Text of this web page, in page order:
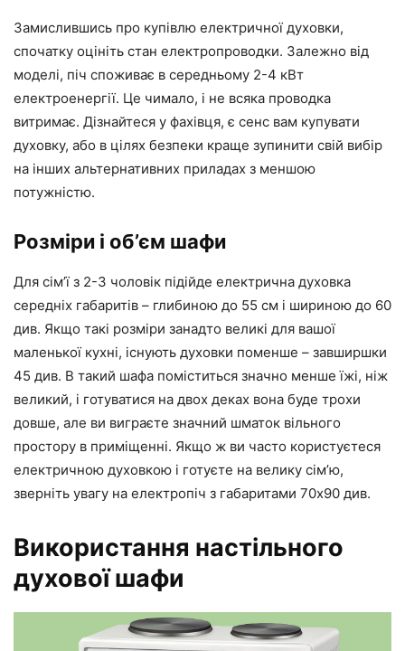
Замислившись про купівлю електричної духовки,
спочатку оцініть стан електропроводки. Залежно від
моделі, піч споживає в середньому 2-4 кВт
електроенергії. Це чимало, і не всяка проводка
витримає. Дізнайтеся у фахівця, є сенс вам купувати
духовку, або в цілях безпеки краще зупинити свій вибір
на інших альтернативних приладах з меншою
потужністю.
Розміри і об’єм шафи
Для сім’ї з 2-3 чоловік підійде електрична духовка
середніх габаритів – глибиною до 55 см і шириною до 60
див. Якщо такі розміри занадто великі для вашої
маленької кухні, існують духовки поменше – завширшки
45 див. В такий шафа поміститься значно менше їжі, ніж
великий, і готуватися на двох деках вона буде трохи
довше, але ви виграєте значний шматок вільного
простору в приміщенні. Якщо ж ви часто користуєтеся
електричною духовкою і готуєте на велику сім’ю,
зверніть увагу на електропіч з габаритами 70х90 див.
Використання настільного
духової шафи